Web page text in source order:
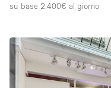
su base 2.400€ al giorno